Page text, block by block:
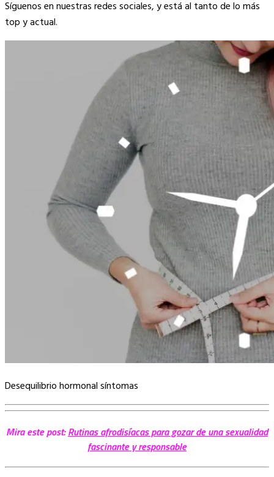
Síguenos en nuestras redes sociales, y está al tanto de lo más
top y actual.
Desequilibrio hormonal síntomas
Mira este post:Rutinas afrodisíacas para gozar de una sexualidad
fascinante y responsable